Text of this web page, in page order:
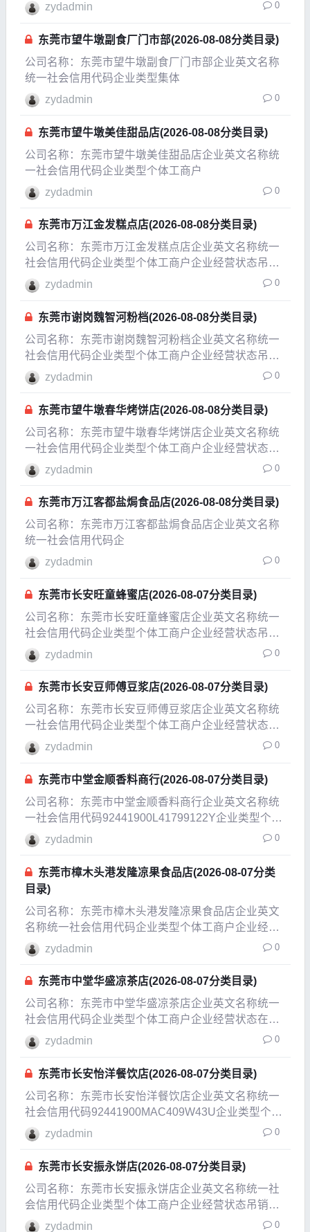
表人檀文斌注册资本0.2万人民币实缴资本参保人数公
司规模经营范围包子、馒头制售（按
zydadmin 0
东莞市望牛墩副食厂门市部(2026-08-08分类目录)
公司名称：东莞市望牛墩副食厂门市部企业英文名称
统一社会信用代码企业类型集体
zydadmin
0
东莞市望牛墩美佳甜品店(2026-08-08分类目录)
公司名称：东莞市望牛墩美佳甜品店企业英文名称统
一社会信用代码企业类型个体工商户
zydadmin
0
东莞市万江金发糕点店(2026-08-08分类目录)
公司名称：东莞市万江金发糕点店企业英文名称统一
社会信用代码企业类型个体工商户企业经营状态吊
销，未注销企业成立日期2007-11-21成立日期2012-
05-22法定代表人杨全注册资本0.5万人民币实缴资本
参保人数公司规模经营范围零售：糕点、
zydadmin 0
东莞市谢岗魏智河粉档(2026-08-08分类目录)
公司名称：东莞市谢岗魏智河粉档企业英文名称统一
社会信用代码企业类型个体工商户企业经营状态吊
销，未注销企业成立日期2006-09-20成立日期201
zydadmin 0
东莞市望牛墩春华烤饼店(2026-08-08分类目录)
公司名称：东莞市望牛墩春华烤饼店企业英文名称统
一社会信用代码企业类型个体工商户企业经营状态吊
销，未注销企业成立日期2007-01-26成立日期2012-
12-31法定代表人王年好注册资本0.15万人民币实缴资
本参保人数公司规模经营范围零售：
zydadmin 0
东莞市万江客都盐焗食品店(2026-08-08分类目录)
公司名称：东莞市万江客都盐焗食品店企业英文名称
统一社会信用代码企
zydadmin
0
东莞市长安旺童蜂蜜店(2026-08-07分类目录)
公司名称：东莞市长安旺童蜂蜜店企业英文名称统一
社会信用代码企业类型个体工商户企业经营状态吊
销，未注销企业成立日期2007-09-09成立日期2011-
01-14法定代表人王雁鸣注册资本3000万人民币实缴
资本参保人数公司规模经营范围零售：蜂
zydadmin 0
东莞市长安豆师傅豆浆店(2026-08-07分类目录)
公司名称：东莞市长安豆师傅豆浆店企业英文名称统
一社会信用代码企业类型个体工商户企业经营状态吊
销，未注销企业成立日期2002-09-17成立日期2009-
06-04法定代表人王胜旺注册资本0.5万人民币实缴资
本参保人数公司规模经营范围零售：豆
zydadmin 0
东莞市中堂金顺香料商行(2026-08-07分类目录)
公司名称：东莞市中堂金顺香料商行企业英文名称统
一社会信用代码92441900L41799122Y企业类型个体
工商户企业经营状态开业企业成立日期2011-07-14成
立日期2022-08-04法定代表人周金芽注册
zydadmin 0
东莞市樟木头港发隆凉果食品店(2026-08-07分类
目录)
公司名称：东莞市樟木头港发隆凉果食品店企业英文
名称统一社会信用代码企业类型个体工商户企业经营
状态吊销，未注销企业成立日期2004-06-08成立日期
2008-11-21法定代表人陈潭兴注册资本10万人民币实
缴资本参保人数公司规模经营范围零售
zydadmin 0
东莞市中堂华盛凉茶店(2026-08-07分类目录)
公司名称：东莞市中堂华盛凉茶店企业英文名称统一
社会信用代码企业类型个体工商户企业经营状态在业
企业成立日期2007-09-25成立日期2011-08-10法定代
表人黄玉珍注册资本1.5万人民币实缴资本参保人数公
司规模经营范围销售：凉茶（凭有效
zydadmin 0
东莞市长安怡洋餐饮店(2026-08-07分类目录)
公司名称：东莞市长安怡洋餐饮店企业英文名称统一
社会信用代码92441900MAC409W43U企业类型个体
工商户企业经营状态开
zydadmin 0
东莞市长安振永饼店(2026-08-07分类目录)
公司名称：东莞市长安振永饼店企业英文名称统一社
会信用代码企业类型个体工商户企业经营状态吊销，
未注销企业成立日期2007-12-05成立日期2011-01-14
zydadmin 0